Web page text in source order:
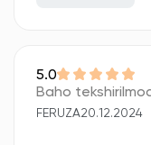
5.0
Baho
FERUZA20.12.2024